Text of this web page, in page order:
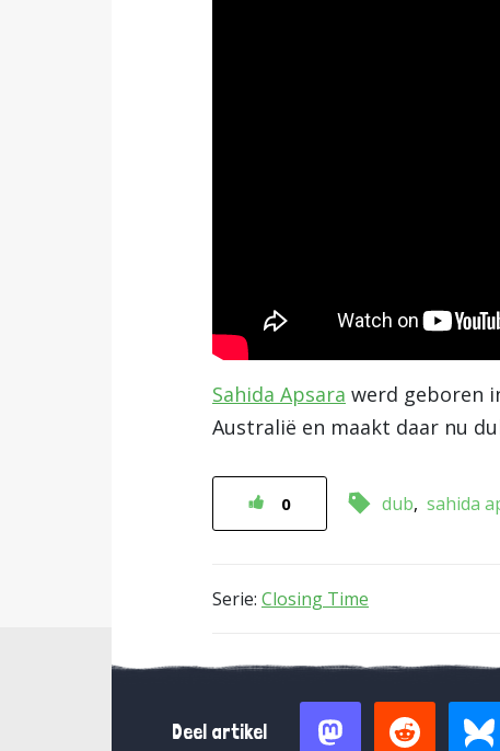
Sahida Apsara werd geboren
Australië en maakt daar nu
0 dub sahida
Serie: Closing Time
Deel artikel